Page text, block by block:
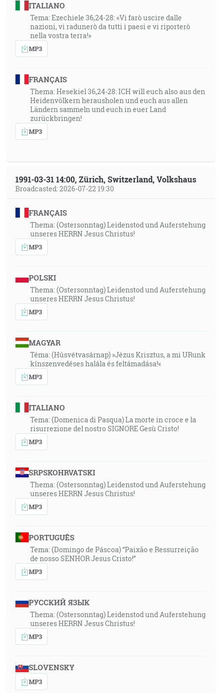
ITALIANO
Tema: Ezechiele 36,24-28: «Vi farò uscire dalle
nazioni, vi radunerò da tutti i paesi e vi riporterò
nella vostra terra!»
MP3
FRANÇAIS
Thema: Hesekiel 36,24-28: ICH will euch also aus den
Heidenvölkern herausholen und euch aus allen
Ländern sammeln und euch in euer Land
zurückbringen!
MP3
1991-03-31 14:00, Zürich, Switzerland, Volkshaus
Broadcasted: 2026-07-22 19:30
FRANÇAIS
Thema: (Ostersonntag) Leidenstod und Auferstehung
unseres HERRN Jesus Christus!
MP3
POLSKI
Thema: (Ostersonntag) Leidenstod und Auferstehung
unseres HERRN Jesus Christus!
MP3
MAGYAR
Téma: (Húsvétvasárnap) »Jézus Krisztus, a mi URunk
kínszenvedéses halála és feltámadása!«
MP3
ITALIANO
Tema: (Domenica di Pasqua) La morte in croce e la
risurrezione del nostro SIGNORE Gesù Cristo!
MP3
SRPSKOHRVATSKI
Thema: (Ostersonntag) Leidenstod und Auferstehung
unseres HERRN Jesus Christus!
MP3
PORTUGUÊS
Tema: (Domingo de Páscoa) “Paixão e Ressurreição
de nosso SENHOR Jesus Cristo!”
MP3
РУССКИЙ ЯЗЫК
Thema: (Ostersonntag) Leidenstod und Auferstehung
unseres HERRN Jesus Christus!
MP3
SLOVENSKY
MP3